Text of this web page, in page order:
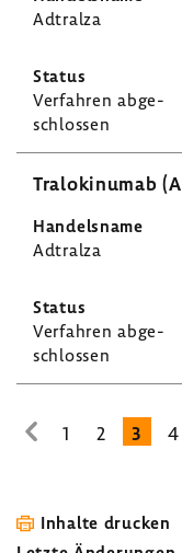
Adtralza
Verfahren abge­
schlossen
Tralo­kin­umab
Adtralza
Verfahren abge­
schlossen
zur
Seite
1 2 3 4
Inhalte drucken